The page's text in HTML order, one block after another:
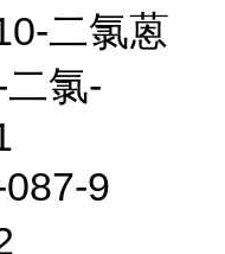
二氯蒽
氯-
9